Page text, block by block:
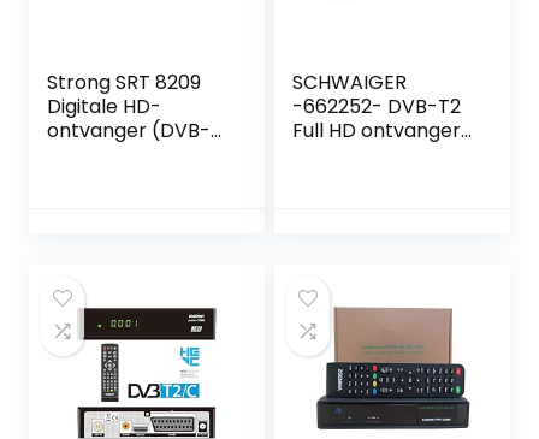
Strong SRT 8209
Digitale HD-
ontvanger (DVB-
SCHWAIGER
-662252- DVB-T2
Full HD ontvanger
Dolby Surround
IRDETO 1080p